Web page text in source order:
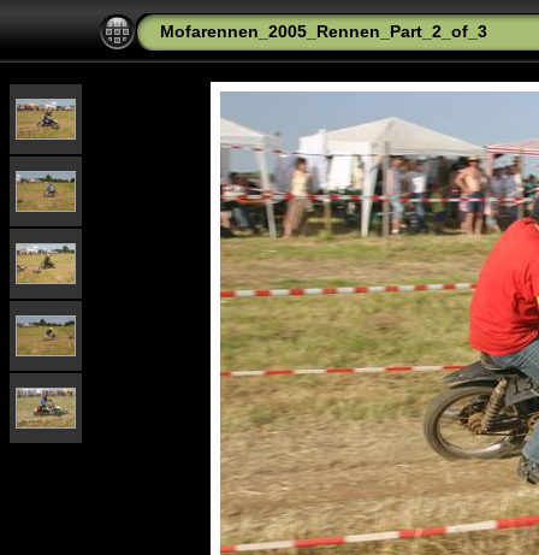
Mofarennen_2005_Rennen_Part_2_of_3